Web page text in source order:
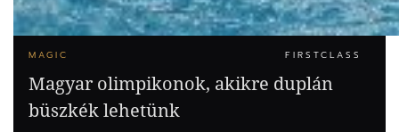
MAGIC FIRSTCLASS
Magyar olimpikonok, akikre duplán
büszkék lehetünk